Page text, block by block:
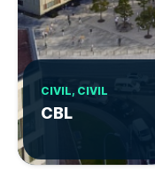
CIVIL, CIVIL
CBL